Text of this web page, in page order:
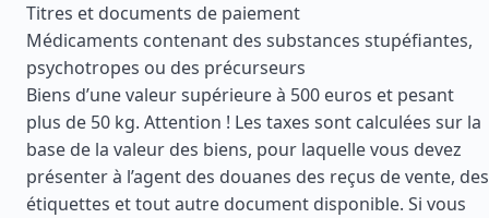
Titres et documents de paiement
Médicaments contenant des substances stupéfiantes,
psychotropes ou des précurseurs
Biens d’une valeur supérieure à 500 euros et pesant
plus de 50 kg. Attention ! Les taxes sont calculées sur la
base de la valeur des biens, pour laquelle vous devez
présenter à l’agent des douanes des reçus de vente, des
étiquettes et tout autre document disponible. Si vous